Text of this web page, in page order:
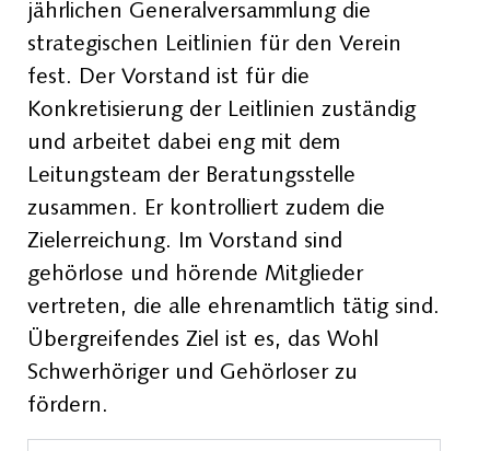
jährlichen Generalversammlung die
strategischen Leitlinien für den Verein
fest. Der Vorstand ist für die
Konkretisierung der Leitlinien zuständig
und arbeitet dabei eng mit dem
Leitungsteam der Beratungsstelle
zusammen. Er kontrolliert zudem die
Zielerreichung. Im Vorstand sind
gehörlose und hörende Mitglieder
vertreten, die alle ehrenamtlich tätig sind.
Übergreifendes Ziel ist es, das Wohl
Schwerhöriger und Gehörloser zu
fördern.